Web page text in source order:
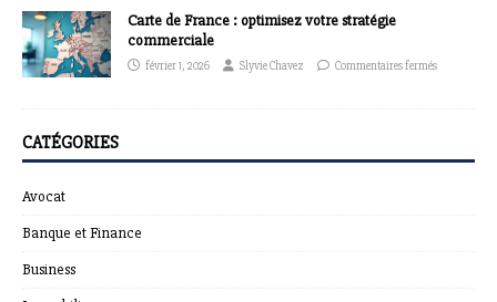
Carte de France : optimisez votre stratégie
commerciale
février 1, 2026 Slyvie Chavez Commentaires fermés
CATÉGORIES
Avocat
Banque et Finance
Business